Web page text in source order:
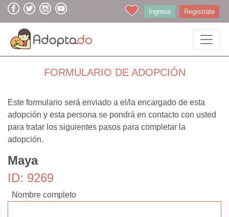
Ingresa Regístrate
FORMULARIO DE ADOPCIÓN
Este formulario será enviado a el/la encargado de esta
adopción y esta persona se pondrá en contacto con usted
para tratar los siguientes pasos para completar la
adopción.
Maya
ID: 9269
Nombre completo